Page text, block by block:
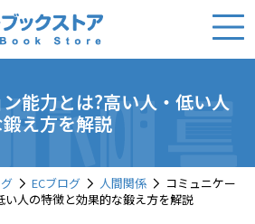
能力とは?高い人・低い人
え方を解説
ECブログ 人間関係
コミュニケー
い人の特徴と効果的な鍛え方を解説